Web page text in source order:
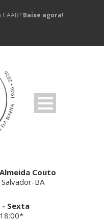
Baixe agora!
Couto
BA
- Sexta